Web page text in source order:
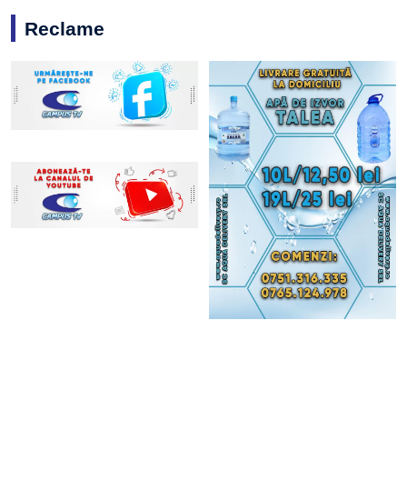
Reclame